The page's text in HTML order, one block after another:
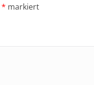
* markiert